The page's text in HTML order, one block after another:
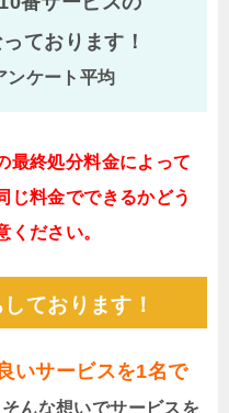
ております！
ケート平均
最終処分料金によって
じ料金でできるかどう
ださい。
ております！
いサービスを1名で
そんな想いでサービスを